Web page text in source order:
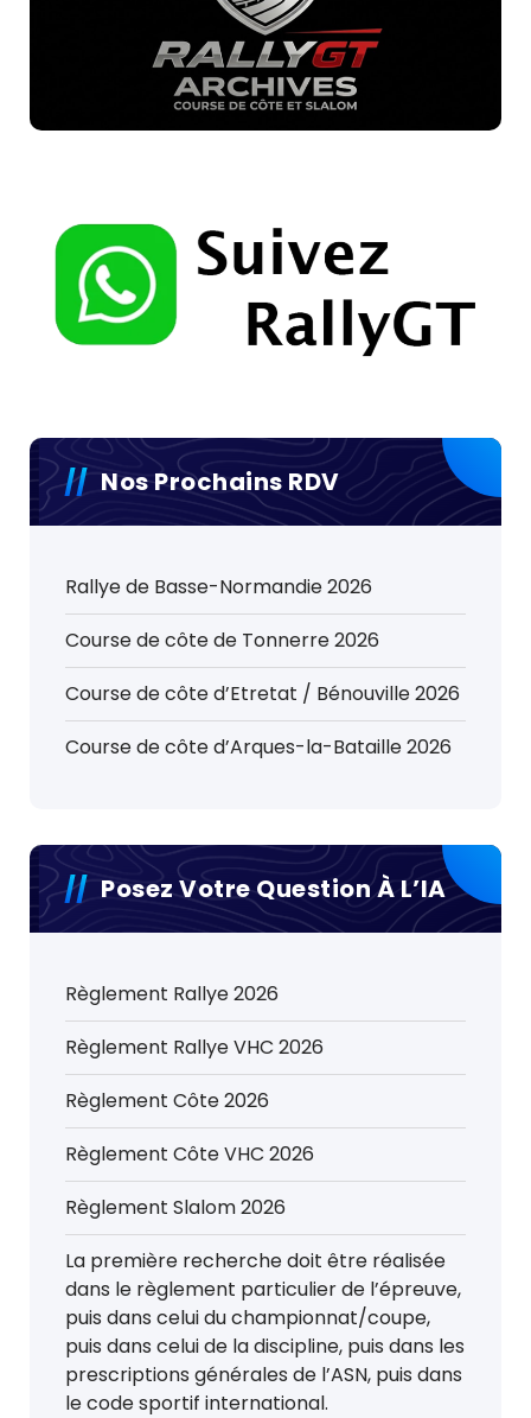
Nos Prochains RDV
Rallye de Basse-Normandie 2026
Course de côte de Tonnerre 2026
Course de côte d’Etretat / Bénouville 2026
Course de côte d’Arques-la-Bataille 2026
Posez Votre Question À L’IA
Règlement Rallye 2026
Règlement Rallye VHC 2026
Règlement Côte 2026
Règlement Côte VHC 2026
Règlement Slalom 2026
La première recherche doit être réalisée
dans le règlement particulier de l’épreuve,
puis dans celui du championnat/coupe,
puis dans celui de la discipline, puis dans les
prescriptions générales de l’ASN, puis dans
le code sportif international.